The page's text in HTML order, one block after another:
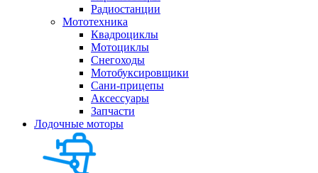
Радиостанции
Мототехника
Квадроциклы
Мотоциклы
Снегоходы
Мотобуксировщики
Сани-прицепы
Аксессуары
Запчасти
Лодочные моторы